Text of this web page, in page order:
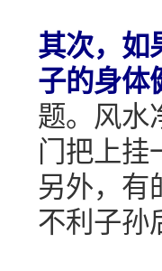
其次，如
子的身体
题。风水
门把上挂
另外，有
不利子孙